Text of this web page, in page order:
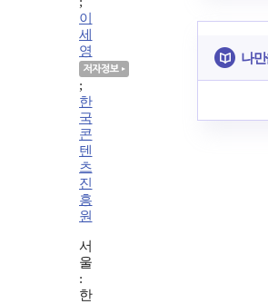
이
세
영
;
한
국
콘
텐
츠
진
흥
원
서
울
:
한
나